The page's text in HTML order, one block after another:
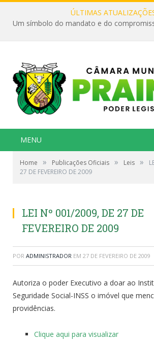
ÚLTIMAS
MENU
Home » Publicações Oficiais » Leis »
27 DE FEVEREIRO DE 2009
LEI Nº 001/2009, DE 27 DE
FEVEREIRO DE 2009
POR ADMINISTRADOR EM 27 DE FEVEREIRO DE 2009
Autoriza o poder Executivo a doar ao
Seguridade Social-INSS o imóvel que
providências.
Clique aqui para visualizar